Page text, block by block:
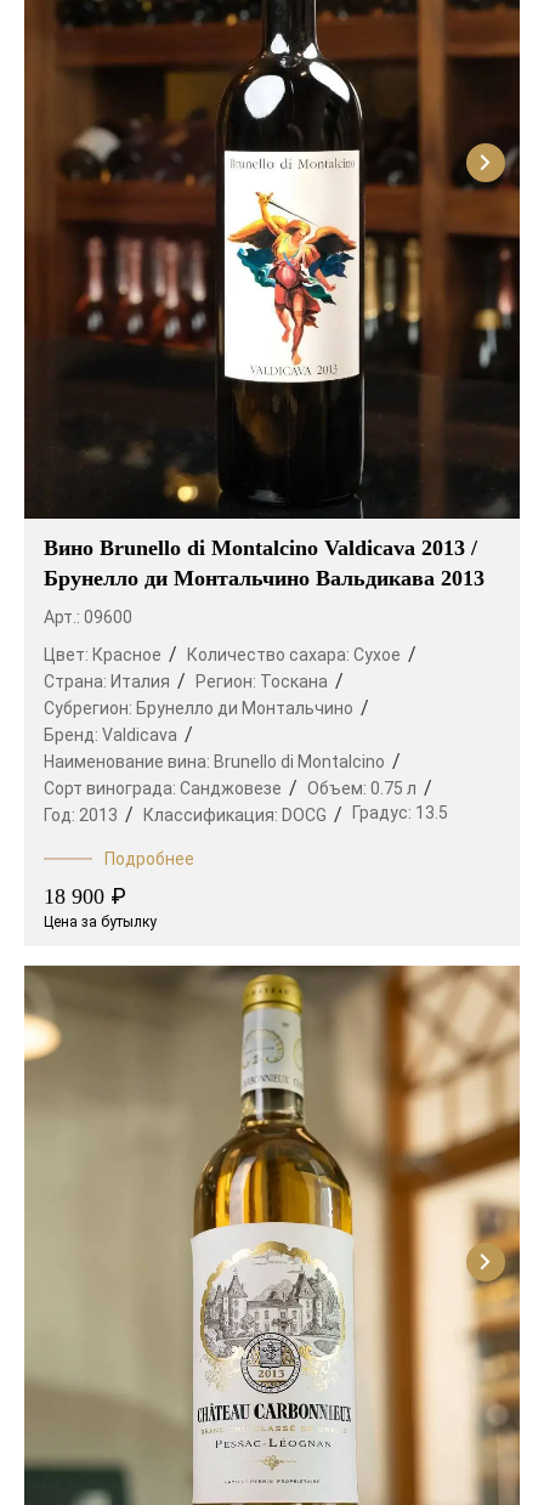
Вино Brunello di Montalcino Valdicava 2013 /
Брунелло ди Монтальчино Вальдикава 2013
Арт.: 09600
Цвет: Красное Количество сахара: Сухое
Страна: Италия Регион: Тоскана
Субрегион: Брунелло ди Монтальчино
Бренд: Valdicava
Наименование вина: Brunello di Montalcino
Сорт винограда: Санджовезе Объем: 0.75 л
Год: 2013 Классификация: DOCG Градус: 13.5
Подробнее
18 900 ₽
Цена за бутылку